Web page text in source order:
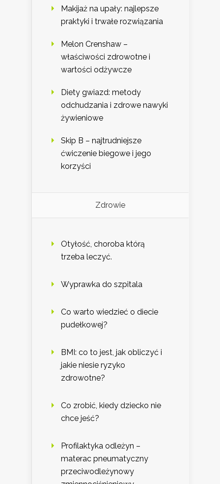
Makijaż na upały: najlepsze
praktyki i trwałe rozwiązania
Melon Crenshaw –
właściwości zdrowotne i
wartości odżywcze
Diety gwiazd: metody
odchudzania i zdrowe nawyki
żywieniowe
Skip B – najtrudniejsze
ćwiczenie biegowe i jego
korzyści
Zdrowie
Otyłość, choroba którą
trzeba leczyć.
Wyprawka do szpitala
Co warto wiedzieć o diecie
pudełkowej?
BMI: co to jest, jak obliczyć i
jakie niesie ryzyko
zdrowotne?
Co zrobić, kiedy dziecko nie
chce jeść?
Profilaktyka odleżyn –
materac pneumatyczny
przeciwodleżynowy